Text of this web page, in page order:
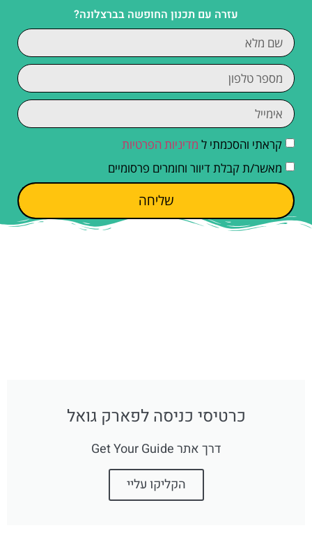
עזרה עם תכנון החופשה בברצלונה?
קראתי והסכמתי ל מדיניות הפרטיות
מאשר/ת קבלת דיוור וחומרים פרסומיים
שליחה
כרטיסי כניסה לפארק גואל
דרך אתר Get Your Guide
הקליקו עליי